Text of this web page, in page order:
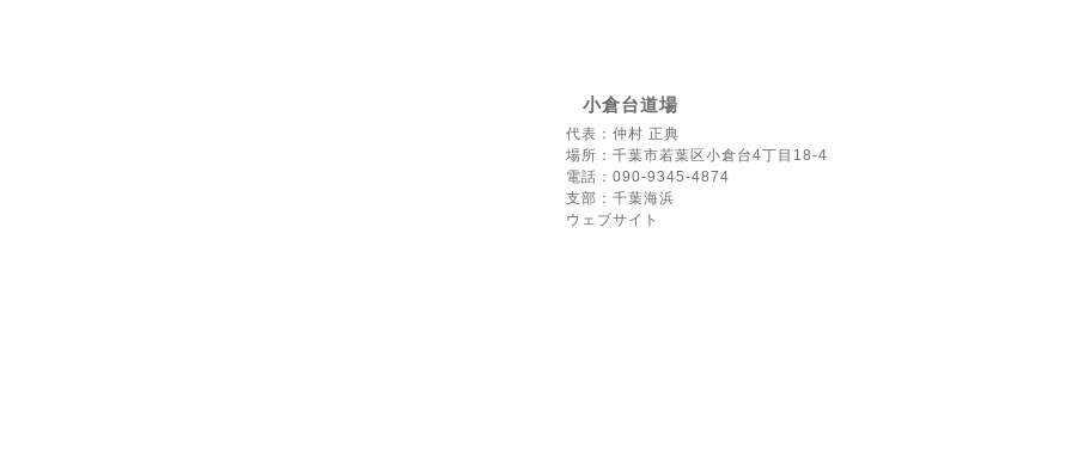
小倉台道場
代表：仲村 正典
場所：千葉市若葉区小倉台4丁目18-4
電話：090-9345-4874
支部：千葉海浜
ウェブサイト